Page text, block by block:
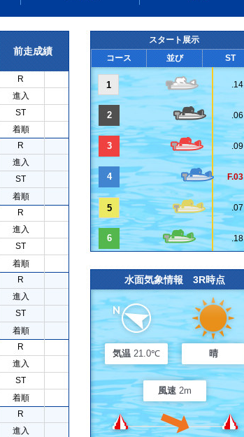
前走成績
R
進入
ST
着順
R
進入
ST
着順
R
進入
ST
着順
R
進入
ST
着順
R
進入
ST
着順
R
進入
スタート展示
コース
並び ST
1 .14
2 .06
3 .09
4 F.03
5 .07
6 .18
水面気象情報 3R時点
気温 21.0℃ 晴
風速 2m